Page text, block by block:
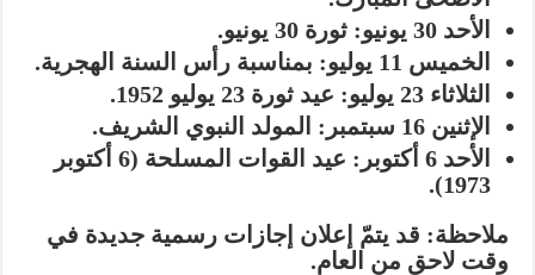
الأحد 30 يونيو:
ثورة 30 يونيو.
الخميس 11 يوليو:
بمناسبة رأس السنة الهجرية.
الثلاثاء 23 يوليو:
عيد ثورة 23 يوليو 1952.
الإثنين 16 سبتمبر:
المولد النبوي الشريف.
الأحد 6 أكتوبر:
عيد القوات المسلحة (6 أكتوبر
1973).
ملاحظة: قد يتمّ إعلان إجازات رسمية جديدة في
وقت لاحق من العام.